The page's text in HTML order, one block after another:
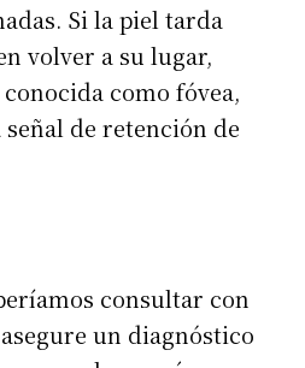
Si la piel tarda
volver a su lugar,
como fóvea,
de retención de
consultar con
un diagnóstico